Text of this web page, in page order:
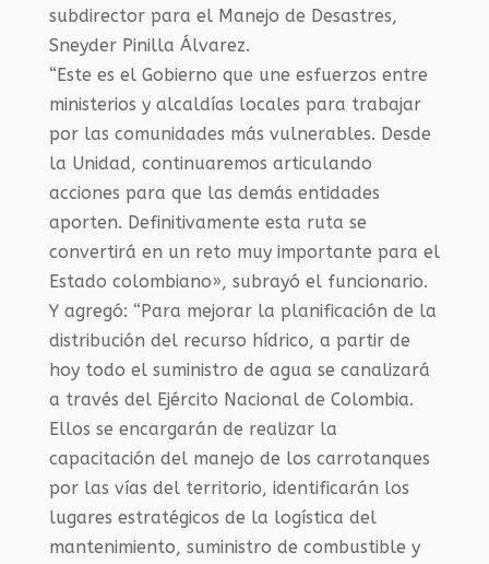
subdirector para el Manejo de Desastres,
Sneyder Pinilla Álvarez.
“Este es el Gobierno que une esfuerzos entre
ministerios y alcaldías locales para trabajar
por las comunidades más vulnerables. Desde
la Unidad, continuaremos articulando
acciones para que las demás entidades
aporten. Definitivamente esta ruta se
convertirá en un reto muy importante para el
Estado colombiano», subrayó el funcionario.
Y agregó: “Para mejorar la planificación de la
distribución del recurso hídrico, a partir de
hoy todo el suministro de agua se canalizará
a través del Ejército Nacional de Colombia.
Ellos se encargarán de realizar la
capacitación del manejo de los carrotanques
por las vías del territorio, identificarán los
lugares estratégicos de la logística del
mantenimiento, suministro de combustible y